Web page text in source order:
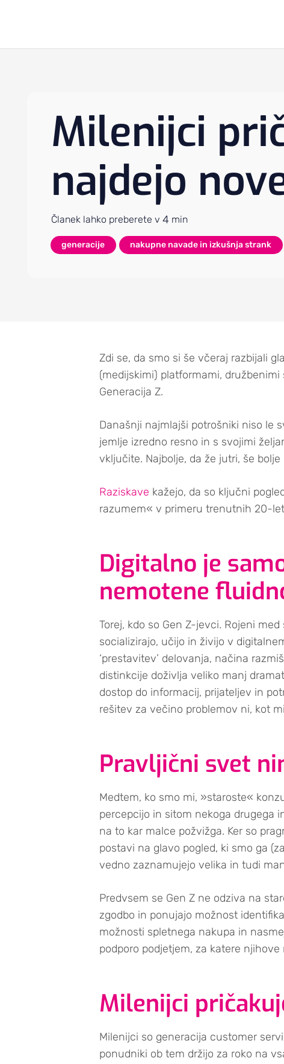
Milenijci
najdejo
Članek lahko preberete v 4 min
generacije nakupne navade in izkušnja strank
Zdi se, da smo si še včeraj razbijali
(medijskimi) platformami,
Generacija Z.
Današnji najmlajši potrošniki niso le
jemlje izredno resno in s svojimi
vključite. Najbolje, da že jutri, še bolje
Raziskave kažejo, da so ključni
razumem« v primeru trenutnih 20-
Digitalno je
nemotene
Torej, kdo so Gen Z-jevci. Rojeni
socializirajo, učijo in živijo v
‘prestavitev’ delovanja, načina
distinkcije doživlja veliko manj
dostop do informacij, prijateljev in
rešitev za večino problemov ni, kot
Pravljični svet
Medtem, ko smo mi, »staroste«
percepcijo in sitom nekoga drugega
na to kar malce požvižga. Ker so
postavi na glavo pogled, ki smo ga
vedno zaznamujejo velika in tudi
Predvsem se Gen Z ne odziva na
zgodbo in ponujajo možnost
možnosti spletnega nakupa in
podporo podjetjem, za katere
Milenijci
Milenijci so generacija customer
ponudniki ob tem držijo za roko na